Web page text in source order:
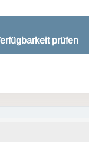
prüfen